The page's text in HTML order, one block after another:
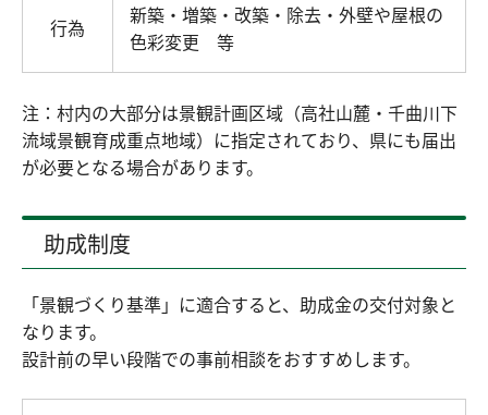
行為
新築・増築・改築・除去・外壁や屋根の
色彩変更 等
注：村内の大部分は景観計画区域（高社山麓・千曲川下
流域景観育成重点地域）に指定されており、県にも届出
が必要となる場合があります。
助成制度
「景観づくり基準」に適合すると、助成金の交付対象と
なります。
設計前の早い段階での事前相談をおすすめします。